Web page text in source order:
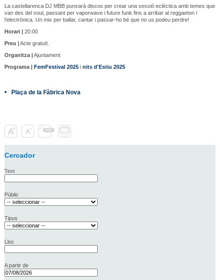
La castellarenca DJ MBB punxarà discos per crear una sessió eclèctica amb temes que
van des del soul, passant per vaporwave i future funk fins a arribar al reggaeton i
l’electrònica. Un mix per ballar, cantar i passar-ho bé que no us podeu perdre!
Horari |20:00
Preu |Acte gratuït.
Organitza |Ajuntament
Programa | FemFestival 2025i nits d'Estiu 2025
Plaça de la Fàbrica Nova
Cercador
Text
Públic
Tipus
Lloc
A partir de